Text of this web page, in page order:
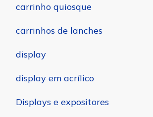
carrinho quiosque
carrinhos de lanches
display
display em acrílico
Displays e expositores